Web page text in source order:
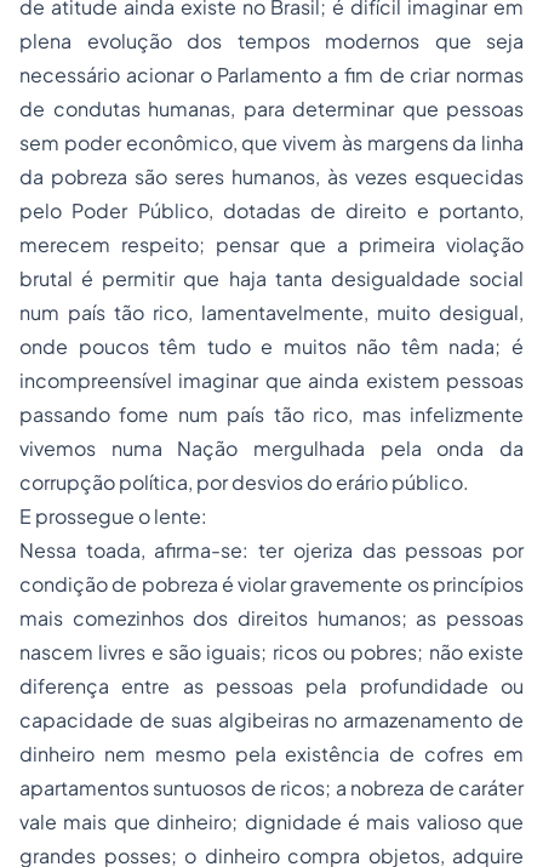
de atitude ainda existe no Brasil; é difícil imaginar em
plena evolução dos tempos modernos que seja
necessário acionar o Parlamento a fim de criar normas
de condutas humanas, para determinar que pessoas
sem poder econômico, que vivem às margens da linha
da pobreza são seres humanos, às vezes esquecidas
pelo Poder Público, dotadas de direito e portanto,
merecem respeito; pensar que a primeira violação
brutal é permitir que haja tanta desigualdade social
num país tão rico, lamentavelmente, muito desigual,
onde poucos têm tudo e muitos não têm nada; é
incompreensível imaginar que ainda existem pessoas
passando fome num país tão rico, mas infelizmente
vivemos numa Nação mergulhada pela onda da
corrupção política, por desvios do erário público.
E prossegue o lente:
Nessa toada, afirma-se: ter ojeriza das pessoas por
condição de pobreza é violar gravemente os princípios
mais comezinhos dos direitos humanos; as pessoas
nascem livres e são iguais; ricos ou pobres; não existe
diferença entre as pessoas pela profundidade ou
capacidade de suas algibeiras no armazenamento de
dinheiro nem mesmo pela existência de cofres em
apartamentos suntuosos de ricos; a nobreza de caráter
vale mais que dinheiro; dignidade é mais valioso que
grandes posses; o dinheiro compra objetos, adquire